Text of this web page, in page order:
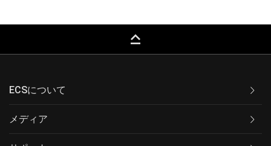
keyboard_capslock
ECSについて
メディア